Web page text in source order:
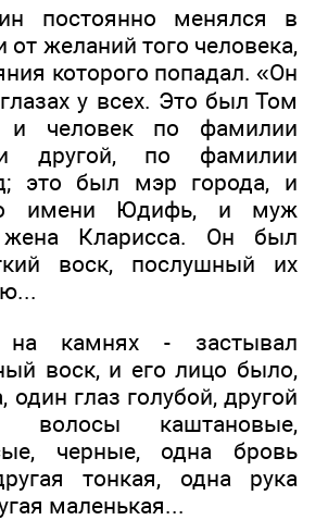
постоянно менялся в
от желаний того человека,
которого попадал. «Он
у всех. Это был Том
человек по фамилии
другой, по фамилии
это был мэр города, и
имени Юдифь, и муж
Кларисса. Он был
воск, послушный их
камнях - застывал
воск, и его лицо было,
один глаз голубой, другой
волосы каштановые,
черные, одна бровь
тонкая, одна рука
маленькая...